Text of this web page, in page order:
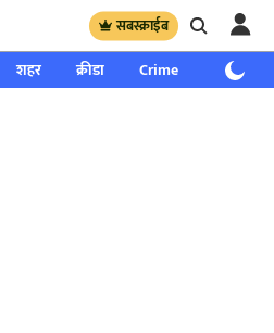
सबस्क्राईब
शहर क्रीडा Crime साप्ताहिक